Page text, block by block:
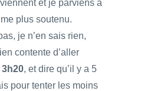
et je parviens à
plus soutenu.
je n’en sais rien,
contente d’aller
, et dire qu’il y a 5
pour tenter les moins